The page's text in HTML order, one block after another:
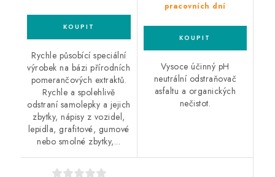
Rychle působící speciální
výrobek na bázi přírodních
pomerančových extraktů.
Rychle a spolehlivě
odstraní samolepky a jejich
zbytky, nápisy z vozidel,
lepidla, grafitové, gumové
nebo smolné zbytky,...
pracovních dní
Vysoce účinný pH
neutrální odstraňovač
asfaltu a organických
nečistot.